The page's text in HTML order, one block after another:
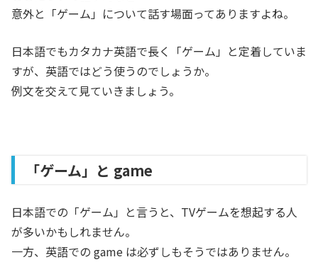
意外と「ゲーム」について話す場面ってありますよね。
日本語でもカタカナ英語で長く「ゲーム」と定着していま
すが、英語ではどう使うのでしょうか。
例文を交えて見ていきましょう。
「ゲーム」と game
日本語での「ゲーム」と言うと、TVゲームを想起する人
が多いかもしれません。
一方、英語での game は必ずしもそうではありません。